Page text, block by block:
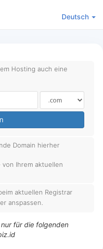
Deutsch
Hosting auch eine
Domain hierher
Ihrem aktuellen
aktuellen Registrar
anspassen.
für die folgenden